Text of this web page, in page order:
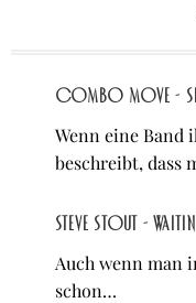
Combo Move -
Wenn eine Band
beschreibt, dass
Steve Stout -
Auch wenn man
schon…